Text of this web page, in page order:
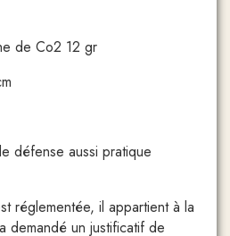
de Co2 12 gr
défense aussi pratique
réglementée, il appartient à la
demandé un justificatif de